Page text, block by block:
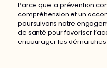
Parce que la prévention
compréhension et un
poursuivons notre
de santé pour favoriser
encourager les